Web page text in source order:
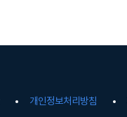
개인정보처리방침